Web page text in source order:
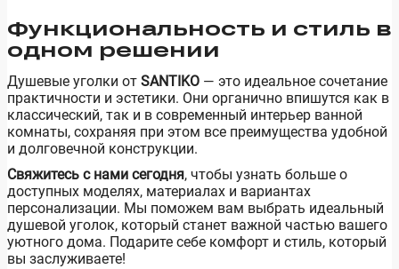
Функциональность и стиль в
одном решении
Душевые уголки от SANTIKO — это идеальное сочетание
практичности и эстетики. Они органично впишутся как в
классический, так и в современный интерьер ванной
комнаты, сохраняя при этом все преимущества удобной
и долговечной конструкции.
Свяжитесь с нами сегодня, чтобы узнать больше о
доступных моделях, материалах и вариантах
персонализации. Мы поможем вам выбрать идеальный
душевой уголок, который станет важной частью вашего
уютного дома. Подарите себе комфорт и стиль, который
вы заслуживаете!